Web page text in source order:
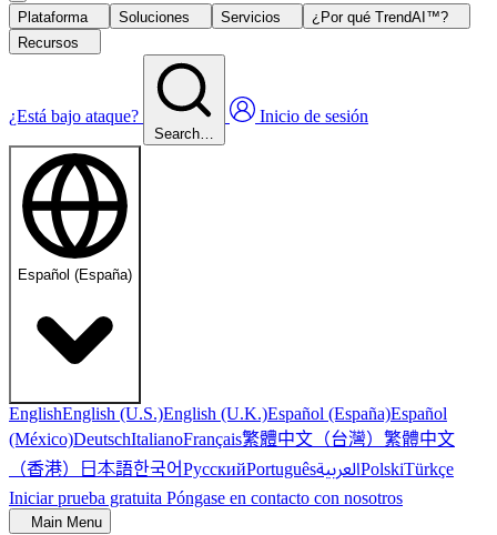
Plataforma Soluciones Servicios
¿Por qué TrendAI™?
Recursos
¿Está bajo ataque?
Search…
Inicio de sesión
Español (España)
EnglishEnglish (U.S.)English (U.K.)Español (España)Español
(México)DeutschItalianoFrançais繁體中文（台灣） 繁體中文
（香港） 日本語한국어РусскийPortuguêsالعربيةPolskiTürkçe
Iniciar prueba gratuita Póngase en contacto con nosotros
Main Menu